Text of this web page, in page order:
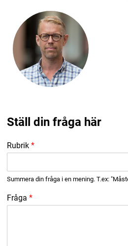
Ställ din fråga här
Rubrik *
Summera din fråga i en mening. T.ex:
Fråga *